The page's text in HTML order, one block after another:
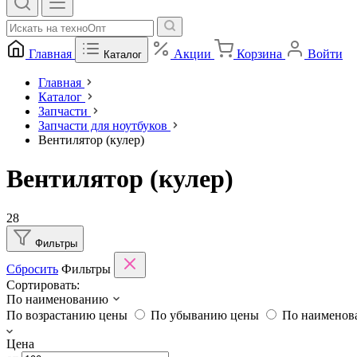
Главная Каталог Акции Корзина Войти
Главная
Каталог
Запчасти
Запчасти для ноутбуков
Вентилятор (кулер)
Вентилятор (кулер)
28
Фильтры
Сбросить Фильтры
Сортировать:
По наименованию
По возрастанию цены
По убыванию цены По
Цена